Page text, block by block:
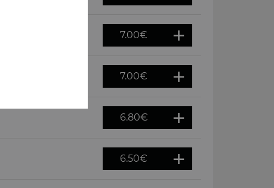
7.00€
7.00€
6.80€
6.50€